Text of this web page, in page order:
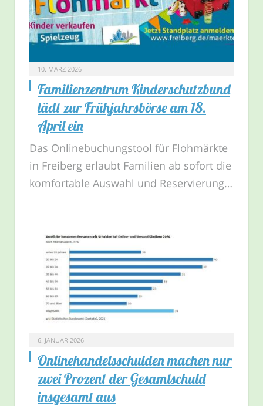
10. MÄRZ 2026
Familienzentrum Kinderschutzbund
lädt zur Frühjahrsbörse am 18.
April ein
Das Onlinebuchungstool für Flohmärkte
in Freiberg erlaubt Familien ab sofort die
komfortable Auswahl und Reservierung…
6. JANUAR 2026
Onlinehandelsschulden machen nur
zwei Prozent der Gesamtschuld
insgesamt aus